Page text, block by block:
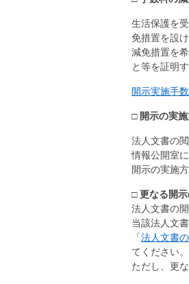
生活保護を
免措置を設け
減免措置を
と等を証明
開示実施手
□ 開示の実
法人文書の
情報公開室
開示の実施
□ 更なる開
法人文書の
当該法人文
「法人文書
てください。
ただし、更